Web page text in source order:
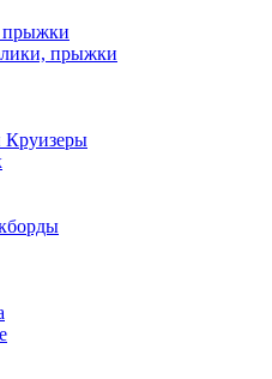
прыжки
прыжки